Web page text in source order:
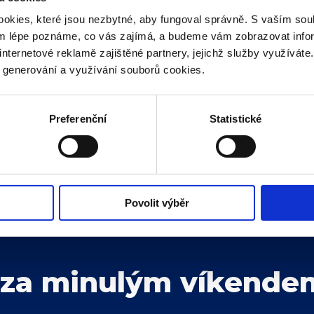
které jsou nezbytné, aby fungoval správně. S vaším
lépe poznáme, co vás zajímá, a budeme vám zobrazovat
reklamě zajištěné partnery, jejichž služby
a využívání souborů cookies.
Preferenční Statistické
Povolit výběr
těšit? Uvidíme slavnou štafetu ve složení
v Třinci nejen vybojovala zlatou medaili, ale
„Podle pravidel soutěže může nastoupit
jsme zapsali do individuálních disciplín, aby tak
dálku a běh na 150 m, Ríša Smolík na běhy 60,
břeclavským atletům bude na mistrovství
událost letošního roku nenechte ujít a přijďte naše
minulým